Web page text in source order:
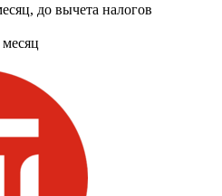
до вычета налогов